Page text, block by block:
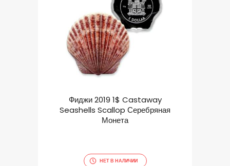
Фиджи 2019 1$ Castaway
Seashells Scallop Серебряная
Монета
НЕТ В НАЛИЧИИ